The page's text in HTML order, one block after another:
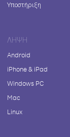
Υποστήριξη
ΛΉΨΗ
Android
iPhone & iPad
Windows PC
Mac
Linux